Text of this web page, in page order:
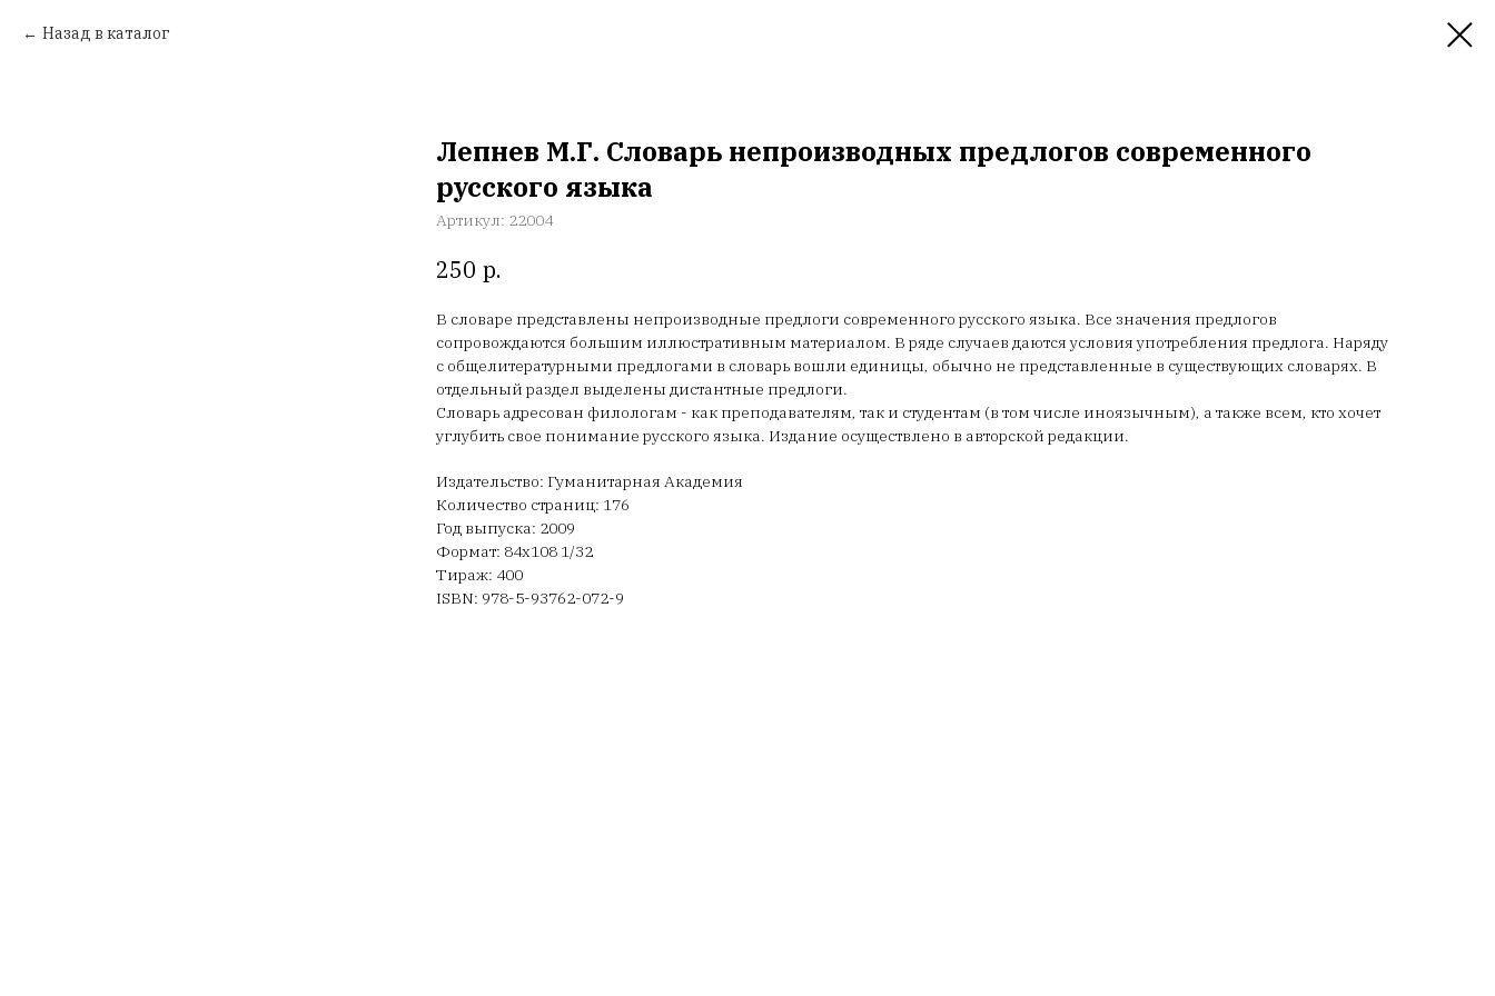
Назад в каталог
Лепнев М.Г. Словарь непроизводных предлогов современного
русского языка
Артикул: 22004
250 р.
В словаре представлены непроизводные предлоги современного русского языка. Все значения предлогов
сопровождаются большим иллюстративным материалом. В ряде случаев даются условия употребления предлога. Наряду
с общелитературными предлогами в словарь вошли единицы, обычно не представленные в существующих словарях. В
отдельный раздел выделены дистантные предлоги.
Словарь адресован филологам - как преподавателям, так и студентам (в том числе иноязычным), а также всем, кто хочет
углубить свое понимание русского языка. Издание осуществлено в авторской редакции.
Издательство: Гуманитарная Академия
Количество страниц: 176
Год выпуска: 2009
Формат: 84х108 1/32
Тираж: 400
ISBN: 978-5-93762-072-9